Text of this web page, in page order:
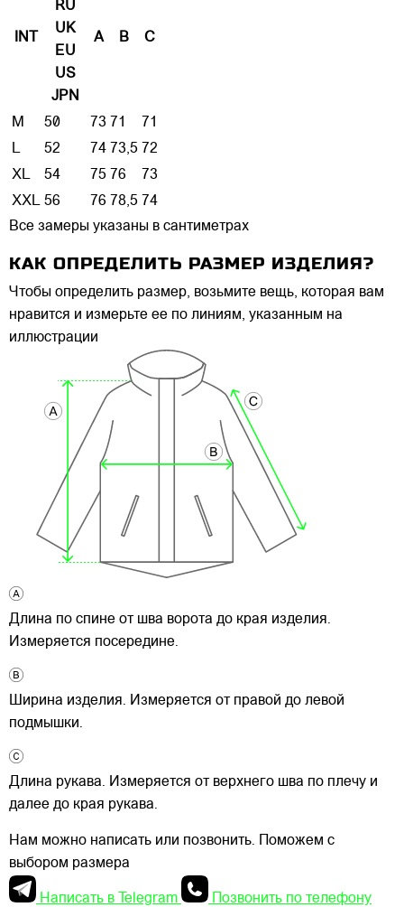
INT
RU
UK
EU
US
JPN
A B C
M 50 73 71
71
L
52 74 73,5 72
XL
54 75 76
73
XXL 56 76 78,5 74
Все замеры указаны в сантиметрах
КАК ОПРЕДЕЛИТЬ РАЗМЕР ИЗДЕЛИЯ?
Чтобы определить размер, возьмите вещь, которая вам
нравится и измерьте ее по линиям, указанным на
иллюстрации
Длина по спине от шва ворота до края изделия.
Измеряется посередине.
Ширина изделия. Измеряется от правой до левой
подмышки.
Длина рукава. Измеряется от верхнего шва по плечу и
далее до края рукава.
Нам можно написать или позвонить. Поможем с
выбором размера
Написать в Telegram Позвонить по телефону